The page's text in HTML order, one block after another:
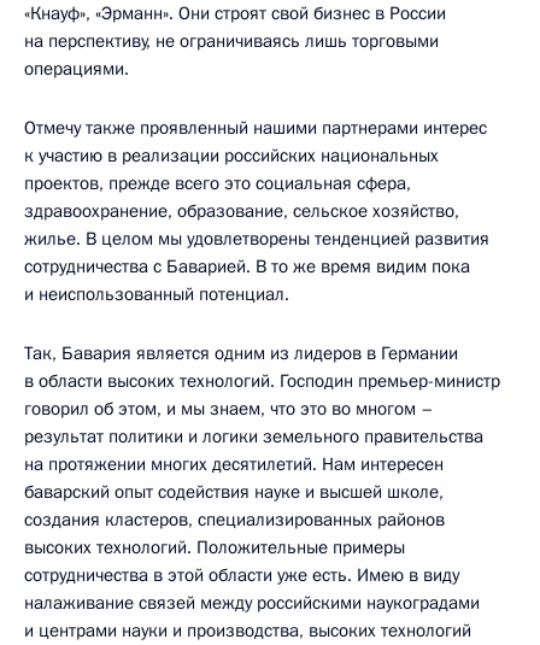
«Кнауф», «Эрманн». Они строят свой бизнес в России
на перспективу, не ограничиваясь лишь торговыми
операциями.
Отмечу также проявленный нашими партнерами интерес
к участию в реализации российских национальных
проектов, прежде всего это социальная сфера,
здравоохранение, образование, сельское хозяйство,
жилье. В целом мы удовлетворены тенденцией развития
сотрудничества с Баварией. В то же время видим пока
и неиспользованный потенциал.
Так, Бавария является одним из лидеров в Германии
в области высоких технологий. Господин премьер-министр
говорил об этом, и мы знаем, что это во многом –
результат политики и логики земельного правительства
на протяжении многих десятилетий. Нам интересен
баварский опыт содействия науке и высшей школе,
создания кластеров, специализированных районов
высоких технологий. Положительные примеры
сотрудничества в этой области уже есть. Имею в виду
налаживание связей между российскими наукоградами
и центрами науки и производства, высоких технологий